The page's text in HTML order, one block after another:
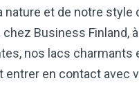
et de notre
Business Finland,
nos lacs
en contact avec